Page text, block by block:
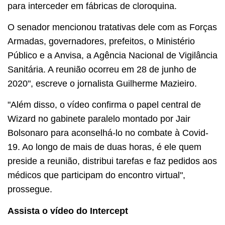
para interceder em fábricas de cloroquina.
O senador mencionou tratativas dele com as Forças
Armadas, governadores, prefeitos, o Ministério
Público e a Anvisa, a Agência Nacional de Vigilância
Sanitária. A reunião ocorreu em 28 de junho de
2020", escreve o jornalista Guilherme Mazieiro.
"Além disso, o vídeo confirma o papel central de
Wizard no gabinete paralelo montado por Jair
Bolsonaro para aconselhá-lo no combate à Covid-
19. Ao longo de mais de duas horas, é ele quem
preside a reunião, distribui tarefas e faz pedidos aos
médicos que participam do encontro virtual",
prossegue.
Assista o vídeo do Intercept